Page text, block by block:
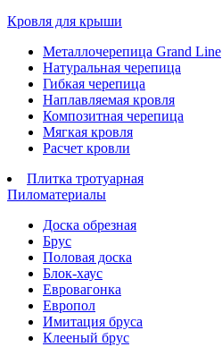
Кровля для крыши
Металлочерепица Grand Line
Натуральная черепица
Гибкая черепица
Наплавляемая кровля
Композитная черепица
Мягкая кровля
Расчет кровли
Плитка тротуарная
Пиломатериалы
Доска обрезная
Брус
Половая доска
Блок-хаус
Евровагонка
Европол
Имитация бруса
Клееный брус